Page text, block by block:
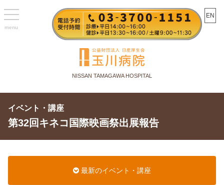
EN
NISSAN TAMAGAWA HOSPITAL
イベント・講座
第32回キネコ国際映画祭出展報告
最新のイベント・講座
toggle
navigation